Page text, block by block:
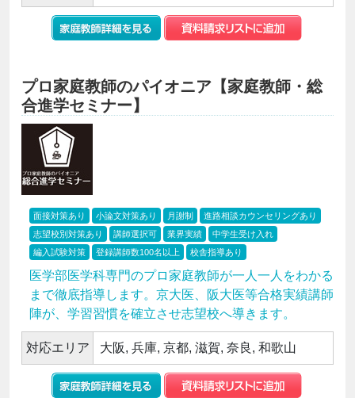
プロ家庭教師のパイオニア【家庭教師・総
合進学セミナー】
面接対策あり 小論文対策あり 月謝制
進路相談カウンセリングあり
志望校別対策あり
講師選択可 業界実績
中学生受け入れ
編入試験対策
登録講師数100名以上 校舎指導あり
医学部医学科専門のプロ家庭教師が一人一人をわかる
まで徹底指導します。京大医、阪大医等合格実績講師
陣が、学習習慣を確立させ志望校へ導きます。
対応エリア 大阪, 兵庫, 京都, 滋賀, 奈良, 和歌山